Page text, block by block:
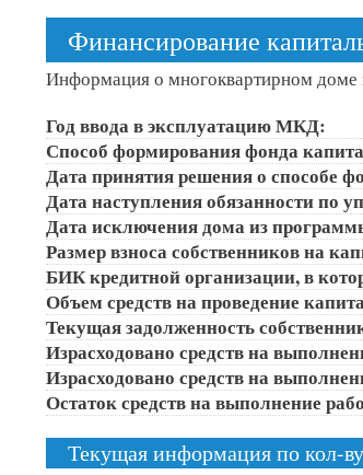
Финансирование
Информация о многоквартирном доме
Год ввода в эксплуатацию МКД:
Способ формирования фонда
Дата принятия решения о способе
Дата наступления обязанности по
Дата исключения дома из
Размер взноса собственников на
БИК кредитной организации, в
Объем средств на проведение
Текущая задолженность
Израсходовано средств на
Израсходовано средств на
Остаток средств на выполнение
Текущая информация по кол-